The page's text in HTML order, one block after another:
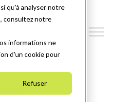
qu'à analyser notre
consultez notre
informations ne
d'un cookie pour
Refuser
2030